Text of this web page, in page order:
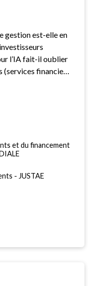
gestion est-elle en
l’IA fait-il oublier
(services financiers,
et du financement
- JUSTAE